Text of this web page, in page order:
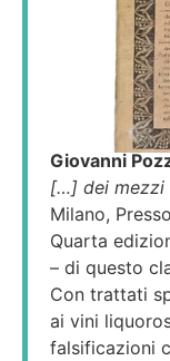
Giovanni
[…] dei mezzi
Milano,
Quarta
– di questo
Con trattati
ai vini
falsificazioni